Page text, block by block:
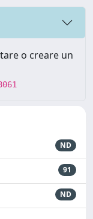
o creare un
ND
91
ND